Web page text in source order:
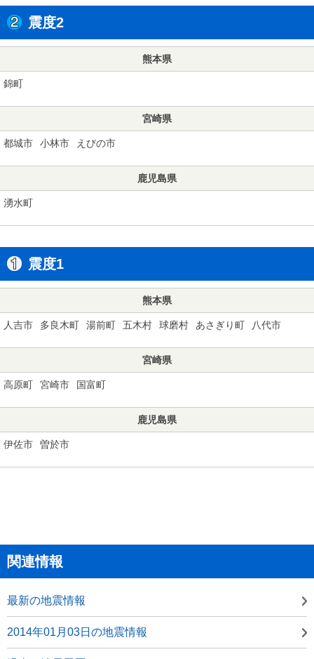
震度2
熊本県
錦町
宮崎県
都城市 小林市 えびの市
鹿児島県
湧水町
震度1
熊本県
人吉市 多良木町 湯前町 五木村 球磨村 あさぎり町 八代市
宮崎県
高原町 宮崎市 国富町
鹿児島県
伊佐市 曽於市
関連情報
最新の地震情報
2014年01月03日の地震情報